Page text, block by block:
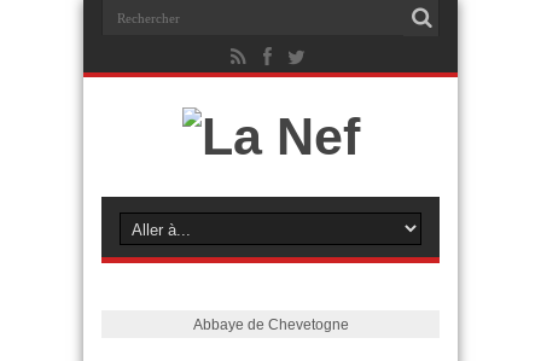
Abbaye de Chevetogne